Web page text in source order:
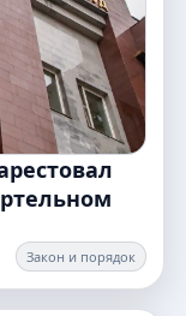
Закон и порядок